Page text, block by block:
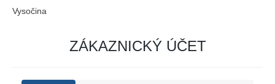
Vysočina
ZÁKAZNICKÝ ÚČET